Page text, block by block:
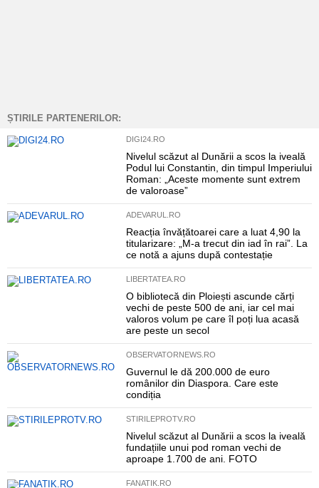
ȘTIRILE PARTENERILOR:
DIGI24.RO
Nivelul scăzut al Dunării a scos la iveală
Podul lui Constantin, din timpul Imperiului
Roman: „Aceste momente sunt extrem
de valoroase”
ADEVARUL.RO
Reacția învățătoarei care a luat 4,90 la
titularizare: „M-a trecut din iad în rai”. La
ce notă a ajuns după contestație
LIBERTATEA.RO
O bibliotecă din Ploiești ascunde cărți
vechi de peste 500 de ani, iar cel mai
valoros volum pe care îl poți lua acasă
are peste un secol
OBSERVATORNEWS.RO
Guvernul le dă 200.000 de euro
românilor din Diaspora. Care este
condiția
STIRILEPROTV.RO
Nivelul scăzut al Dunării a scos la iveală
fundațiile unui pod roman vechi de
aproape 1.700 de ani. FOTO
FANATIK.RO